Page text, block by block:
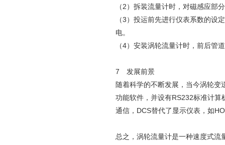
（2）拆装流量计时，对磁感应部
（3）投运前先进行仪表系数的设
电。
（4）安装涡轮流量计时，前后管
7 发展前景
随着科学的不断发展，当今涡轮变
功能软件，并设有RS232标准计
通信，DCS替代了显示仪表，如
总之，涡轮流量计是一种速度式